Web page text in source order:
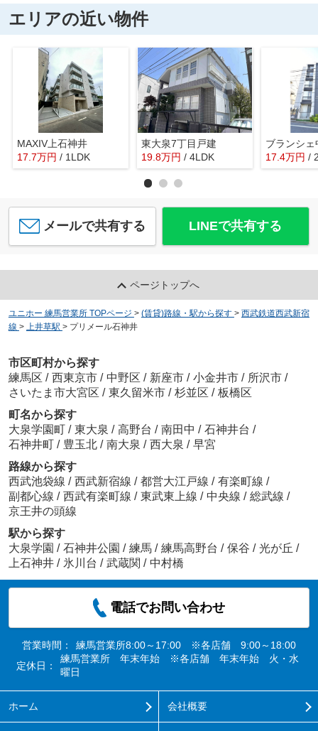
エリアの近い物件
MAXIV上石神井
17.7万円 / 1LDK
東大泉7丁目戸建
19.8万円 / 4LDK
ブランシェ
17.4万円 /
メールで共有する LINEで共有する
ページトップへ
ユニホー 練馬営業所 TOPページ > (賃貸)路線・駅から探す > 西武鉄道西武新宿
線 > 上井草駅 > プリメール石神井
市区町村から探す
練馬区 / 西東京市 / 中野区 / 新座市 / 小金井市 / 所沢市 /
さいたま市大宮区 / 東久留米市 / 杉並区 / 板橋区
町名から探す
大泉学園町 / 東大泉 / 高野台 / 南田中 / 石神井台 /
石神井町 / 豊玉北 / 南大泉 / 西大泉 / 早宮
路線から探す
西武池袋線 / 西武新宿線 / 都営大江戸線 / 有楽町線 /
副都心線 / 西武有楽町線 / 東武東上線 / 中央線 / 総武線 /
京王井の頭線
駅から探す
大泉学園 / 石神井公園 / 練馬 / 練馬高野台 / 保谷 / 光が丘 /
上石神井 / 氷川台 / 武蔵関 / 中村橋
電話でお問い合わせ
営業時間：
練馬営業所8:00～17:00 ※各店舗 9:00～18:00
定休日：
練馬営業所 年末年始 ※各店舗 年末年始 火・水
曜日
ホーム 会社概要